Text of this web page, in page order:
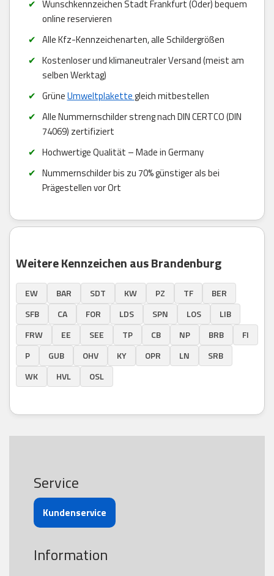
Wunschkennzeichen Stadt Frankfurt (Oder) bequem
online reservieren
Alle Kfz-Kennzeichenarten, alle Schildergrößen
Kostenloser und klimaneutraler Versand (meist am
selben Werktag)
GrüneUmweltplakettegleich mitbestellen
Alle Nummernschilder streng nach DIN CERTCO (DIN
74069) zertifiziert
Hochwertige Qualität – Made in Germany
Nummernschilder bis zu 70% günstiger als bei
Prägestellen vor Ort
Weitere Kennzeichen aus Brandenburg
EW BAR SDT KW PZ TF
BER
SFB
CA FOR LDS SPN LOS
LIB
FRW
EE SEE TP CB NP BRB
FI
P
GUB OHV KY OPR LN
SRB
WK
HVL OSL
Service
Kundenservice
Information